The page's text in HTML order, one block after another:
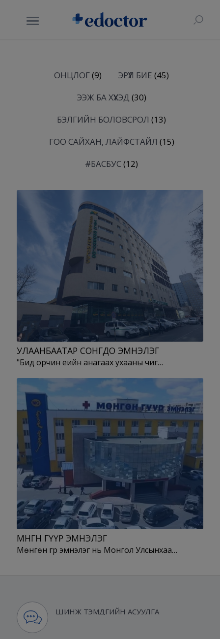
ОНЦЛОГ(9) ЭРҮҮЛ БИЕ (45)
ЭЭЖ БА ХҮҮХЭД (30)
БЭЛГИЙН БОЛОВСРОЛ (13)
ГОО САЙХАН, ЛАЙФСТАЙЛ (15)
#БАСБУС(12)
УЛААНБААТАР СОНГДО ЭМНЭЛЭГ
"Бид орчин үеийн анагаах ухааны чиг…
МӨНГӨН ГҮҮР ЭМНЭЛЭГ
Мөнгөн гүүр эмнэлэг нь Монгол Улсынхаа…
ШИНЖ ТЭМДГИЙН АСУУЛГА